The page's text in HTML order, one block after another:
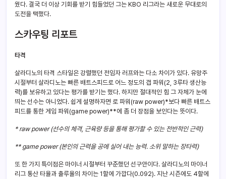
웠다. 결국 더 이상 기회를 받기 힘들었던 그는 KBO 리그라는 새로운 무대로의
도전을 택했다.
스카우팅 리포트
타격
살라디노의 타격 스타일은 강렬했던 전임자 러프와는 다소 차이가 있다. 유망주
시절부터 살라디노는 빠른 배트스피드로 어느 정도의 갭 파워(2, 3루타 생산능
력)를 보유하고 있다는 평가를 받기는 했다. 하지만 절대적인 힘 그 자체가 눈에
띄는 선수는 아니었다. 쉽게 설명하자면 로 파워(raw power)*보다 빠른 배트스
피드를 통한 게임 파워(game power)**에 좀 더 장점을 보인다는 뜻이다.
* raw power (선수의 체격, 근육량 등을 통해 평가할 수 있는 전반적인 근력)
** game power (본인의 근력을 공에 실어 내는 능력. 소위 말하는 장타력)
또 한 가지 특이점은 마이너 시절부터 꾸준했던 선구안이다. 살라디노의 마이너
리그 통산 타율과 출루율의 차이는 1할에 가깝다(0.092). 지난 시즌에도 4할에